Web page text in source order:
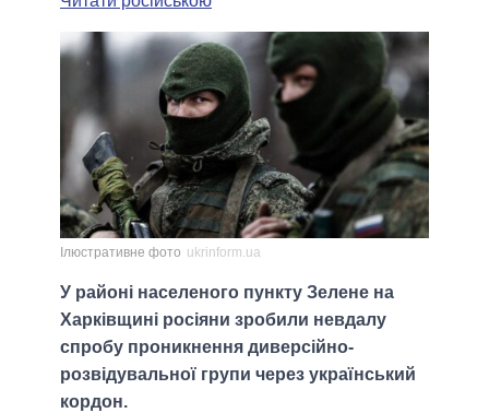
Ілюстративне фото ukrinform.ua
У районі населеного пункту Зелене на
Харківщині росіяни зробили невдалу
спробу проникнення диверсійно-
розвідувальної групи через український
кордон.